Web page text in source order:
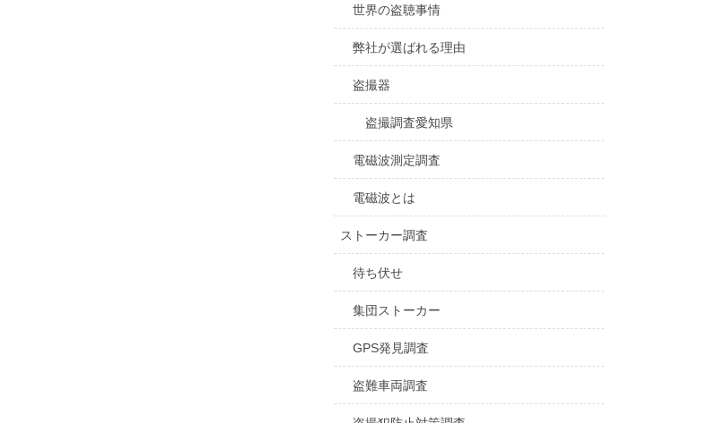
世界の盗聴事情
弊社が選ばれる理由
盗撮器
盗撮調査愛知県
電磁波測定調査
電磁波とは
ストーカー調査
待ち伏せ
集団ストーカー
GPS発見調査
盗難車両調査